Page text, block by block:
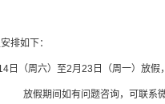
排如下：
日（周 六）至2月23日（周一）放假
放假期间如有问题咨询，可联系